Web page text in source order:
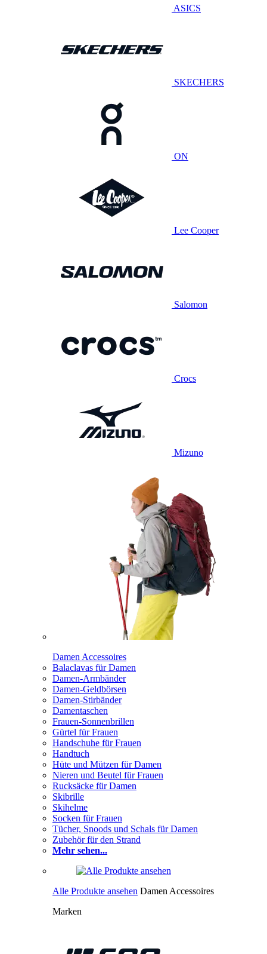
ASICS
SKECHERS
ON
Lee Cooper
Salomon
Crocs
Mizuno
Damen Accessoires
Balaclavas für Damen
Damen-Armbänder
Damen-Geldbörsen
Damen-Stirbänder
Damentaschen
Frauen-Sonnenbrillen
Gürtel für Frauen
Handschuhe für Frauen
Handtuch
Hüte und Mützen für Damen
Nieren und Beutel für Frauen
Rucksäcke für Damen
Skibrille
Skihelme
Socken für Frauen
Tücher, Snoods und Schals für Damen
Zubehör für den Strand
Mehr sehen...
Alle Produkte ansehen Damen Accessoires
Marken